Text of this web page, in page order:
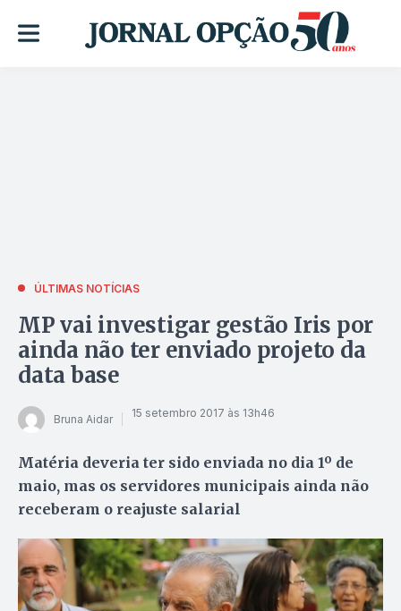
ÚLTIMAS NOTÍCIAS
MP vai investigar gestão Iris por
ainda não ter enviado projeto da
data base
Bruna Aidar 15 setembro 2017 às 13h46
Matéria deveria ter sido enviada no dia 1º de
maio, mas os servidores municipais ainda não
receberam o reajuste salarial